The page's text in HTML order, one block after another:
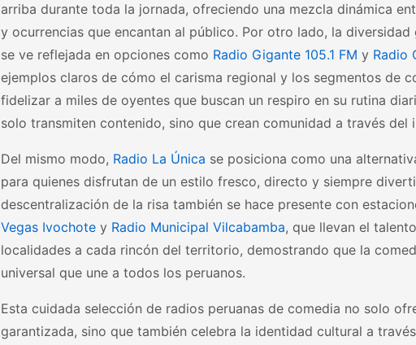
arriba durante toda la jornada, ofreciendo una mezcla dinámica
y ocurrencias que encantan al público. Por otro lado, la
se ve reflejada en opciones como Radio Gigante 105.1 FM y Radio
ejemplos claros de cómo el carisma regional y los segmentos de
fidelizar a miles de oyentes que buscan un respiro en su rutina
solo transmiten contenido, sino que crean comunidad a través del
Del mismo modo, Radio La Única se posiciona como una
para quienes disfrutan de un estilo fresco, directo y siempre
descentralización de la risa también se hace presente con
Vegas Ivochote y Radio Municipal Vilcabamba, que llevan el
localidades a cada rincón del territorio, demostrando que la
universal que une a todos los peruanos.
Esta cuidada selección de radios peruanas de comedia no solo
garantizada, sino que también celebra la identidad cultural a